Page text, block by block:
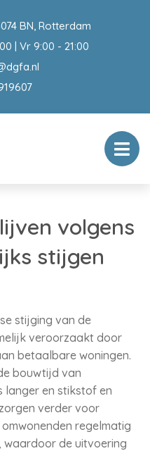
BN, Rotterdam
| Vr 9:00 - 21:00
volgens
stijgen
stijging van de
veroorzaakt door
betaalbare woningen.
bouwtijd van
langer en stikstof en
verder voor
regelmatig
waardoor de uitvoering